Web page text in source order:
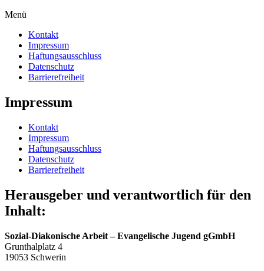
Menü
Kontakt
Impressum
Haftungs­aus­schluss
Daten­schutz
Barrie­re­freiheit
Impressum
Kontakt
Impressum
Haftungs­aus­schluss
Daten­schutz
Barrie­re­freiheit
Heraus­geber und verant­wortlich für den
Inhalt:
Sozial-Diako­nische Arbeit – Evange­lische Jugend gGmbH
Grunthal­platz 4
19053 Schwerin